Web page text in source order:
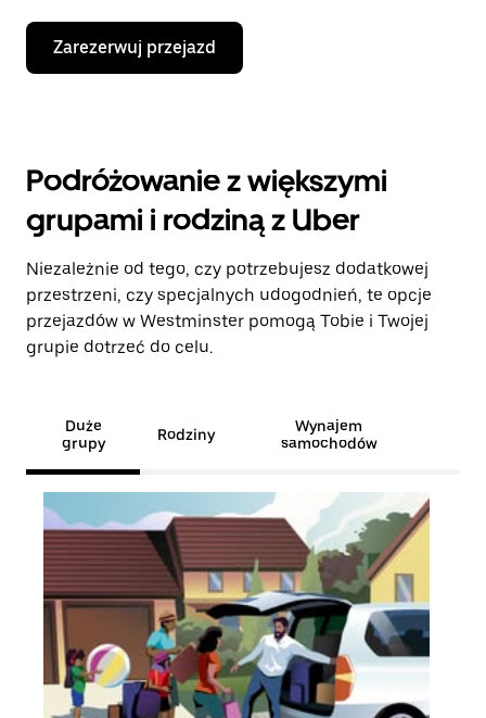
Zarezerwuj przejazd
Podróżowanie z większymi
grupami i rodziną z Uber
Niezależnie od tego, czy potrzebujesz dodatkowej
przestrzeni, czy specjalnych udogodnień, te opcje
przejazdów w Westminster pomogą Tobie i Twojej
grupie dotrzeć do celu.
Duże
grupy
Rodziny
Wynajem
samochodów